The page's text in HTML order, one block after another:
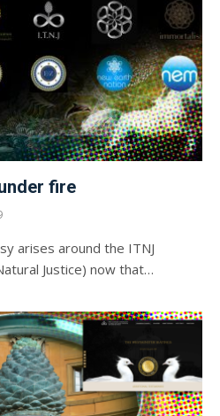
fire
arises around the ITNJ
Justice) now that…